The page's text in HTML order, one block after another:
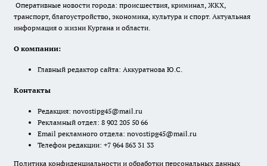
Оперативные новости города: происшествия, криминал, ЖКХ,
транспорт, благоустройство, экономика, культура и спорт. Актуальная
информация о жизни Кургана и области.
О компании:
Главный редактор сайта: Аккуратнова Ю.С.
Контакты
Редакция: novostipg45@mail.ru
Рекламный отдел: 8 902 205 50 66
Email рекламного отдела: novostipg45@mail.ru
Телефон редакции: +7 964 863 31 33
Политика конфиденциальности и обработки персональных данных